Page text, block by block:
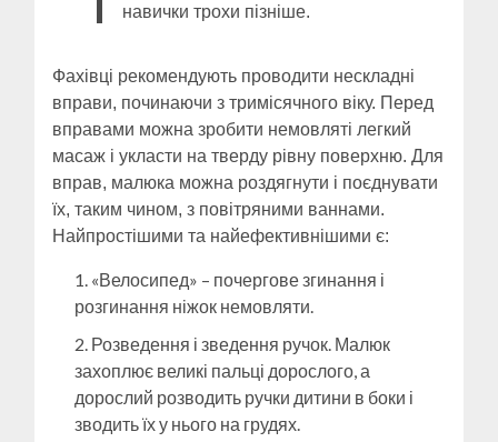
навички трохи пізніше.
Фахівці рекомендують проводити нескладні
вправи, починаючи з тримісячного віку. Перед
вправами можна зробити немовляті легкий
масаж і укласти на тверду рівну поверхню. Для
вправ, малюка можна роздягнути і поєднувати
їх, таким чином, з повітряними ваннами.
Найпростішими та найефективнішими є:
«Велосипед» – почергове згинання і
розгинання ніжок немовляти.
Розведення і зведення ручок. Малюк
захоплює великі пальці дорослого, а
дорослий розводить ручки дитини в боки і
зводить їх у нього на грудях.